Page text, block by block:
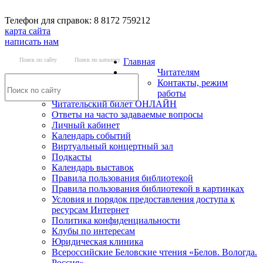
Телефон для справок: 8 8172 759212
карта сайта
написать нам
Поиск по сайту Поиск по каталогу Главная
Читателям
Контакты, режим
работы
Читательский билет ОНЛАЙН
Ответы на часто задаваемые вопросы
Личный кабинет
Календарь событий
Виртуальный концертный зал
Подкасты
Календарь выставок
Правила пользования библиотекой
Правила пользования библиотекой в картинках
Условия и порядок предоставления доступа к
ресурсам Интернет
Политика конфиденциальности
Клубы по интересам
Юридическая клиника
Всероссийские Беловские чтения «Белов. Вологда.